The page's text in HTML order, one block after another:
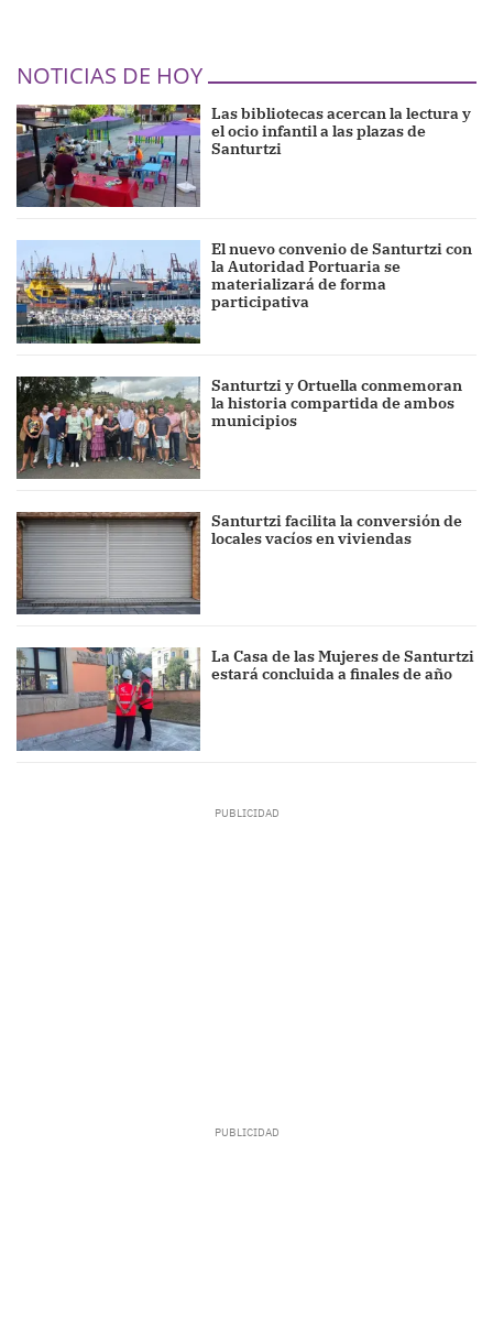
NOTICIAS DE HOY
Las bibliotecas acercan la lectura y
el ocio infantil a las plazas de
Santurtzi
El nuevo convenio de Santurtzi con
la Autoridad Portuaria se
materializará de forma
participativa
Santurtzi y Ortuella conmemoran
la historia compartida de ambos
municipios
Santurtzi facilita la conversión de
locales vacíos en viviendas
La Casa de las Mujeres de Santurtzi
estará concluida a finales de año